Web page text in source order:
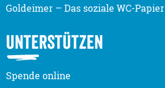
Goldeimer – Das soziale WC-Papier
UNTERSTÜTZEN
Spende online